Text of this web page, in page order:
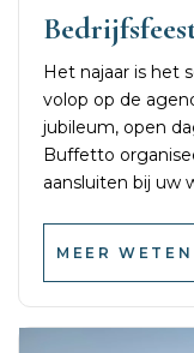
Het najaar is het
volop op de
jubileum, open
Buffetto
aansluiten bij uw
MEER WETEN